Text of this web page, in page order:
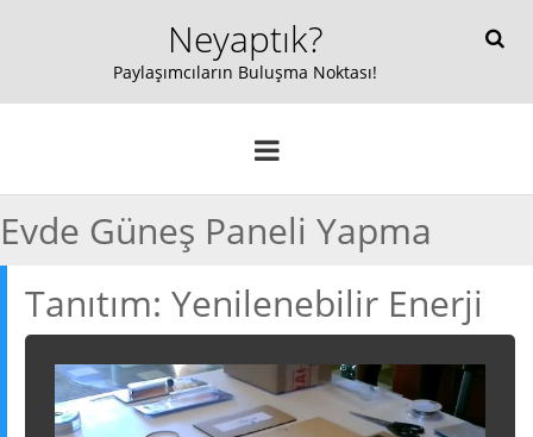
Neyaptık?
Paylaşımcıların Buluşma Noktası!
KEŞFET
KAYIT OL/GIRIŞ YAP
o
p
e
m
e
n
Seçilmiş Atolye Teknoloji
Evde Güneş Paneli Yapma
Tanıtım: Yenilenebilir Enerji